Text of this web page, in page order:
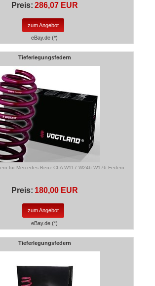
Preis: 286,07 EUR
zum Angebot
eBay.de (*)
Tieferlegungsfedern
für Mercedes Benz CLA W117 W246 W176 Federn
Preis: 180,00 EUR
zum Angebot
eBay.de (*)
Tieferlegungsfedern